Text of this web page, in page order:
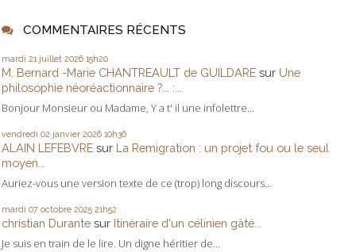
COMMENTAIRES RÉCENTS
mardi 21 juillet 2026 15h20
M. Bernard -Marie CHANTREAULT de GUILDARE sur Une
philosophie néoréactionnaire ?... :...
Bonjour Monsieur ou Madame, Y a t' il une infolettre...
vendredi 02 janvier 2026 10h36
ALAIN LEFEBVRE sur La Remigration : un projet fou ou le seul
moyen...
Auriez-vous une version texte de ce (trop) long discours...
mardi 07 octobre 2025 21h52
christian Durante sur Itinéraire d'un célinien gâté...
Je suis en train de le lire. Un digne héritier de...